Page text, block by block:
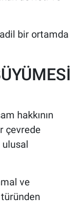
bir ortamda
hakkının
çevrede
ulusal
ve